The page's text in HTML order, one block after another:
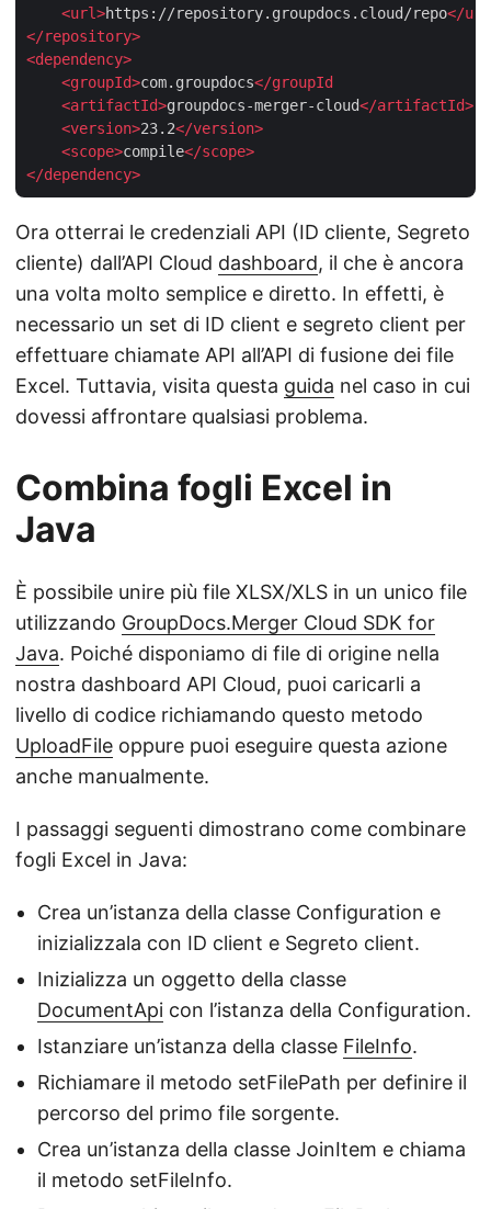
<url>https://repository.groupdocs.cloud/repo</url
</repository>
<dependency>
<groupId>com.groupdocs</groupId
    <
artifactId>groupdocs-merger-cloud</artifactId>
<version>23.2</version>
<scope>compile</scope>
</dependency>
Ora otterrai le credenziali API (ID cliente, Segreto
cliente) dall’API Cloud dashboard, il che è ancora
una volta molto semplice e diretto. In effetti, è
necessario un set di ID client e segreto client per
effettuare chiamate API all’API di fusione dei file
Excel. Tuttavia, visita questa guida nel caso in cui
dovessi affrontare qualsiasi problema.
Combina fogli Excel in
Java
È possibile unire più file XLSX/XLS in un unico file
utilizzando GroupDocs.Merger Cloud SDK for
Java. Poiché disponiamo di file di origine nella
nostra dashboard API Cloud, puoi caricarli a
livello di codice richiamando questo metodo
UploadFile oppure puoi eseguire questa azione
anche manualmente.
I passaggi seguenti dimostrano come combinare
fogli Excel in Java:
Crea un’istanza della classe Configuration e
inizializzala con ID client e Segreto client.
Inizializza un oggetto della classe
DocumentApi con l’istanza della Configuration.
Istanziare un’istanza della classe FileInfo.
Richiamare il metodo setFilePath per definire il
percorso del primo file sorgente.
Crea un’istanza della classe JoinItem e chiama
il metodo setFileInfo.